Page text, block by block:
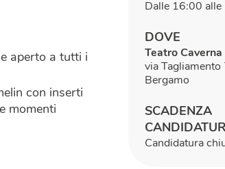
Dalle 16:00 alle
DOVE
Teatro Caverna
via
Bergamo
SCADENZA
Candidatura
aperto a tutti i
con inserti
momenti